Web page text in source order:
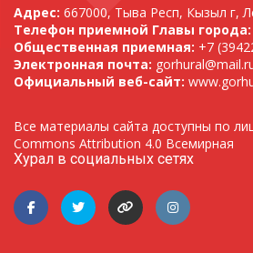
Адрес: 667000, Тыва Респ, Кызыл г,
Телефон приемной Главы города:
Общественная приемная: +7
Электронная почта:
Официальный веб-сайт:
Все материалы сайта доступны по
Commons Attribution 4.0 Всемирная
Хурал в социальных сетях